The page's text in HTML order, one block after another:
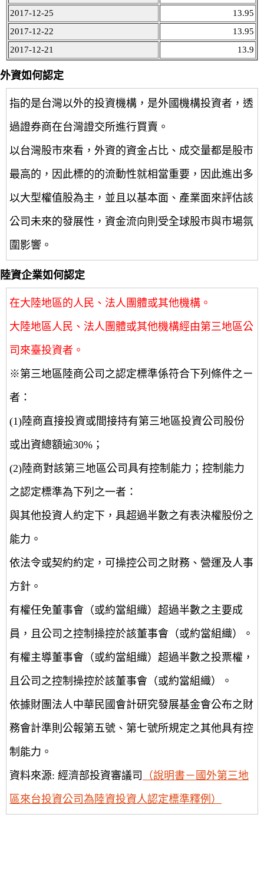
2017-12-25
13.95
2017-12-22
13.95
2017-12-21
13.9
外資如何認定
指的是台灣以外的投資機構，是外國機構投資者，透
過證券商在台灣證交所進行買賣。
以台灣股市來看，外資的資金占比、成交量都是股市
最高的，因此標的的流動性就相當重要，因此進出多
以大型權值股為主，並且以基本面、產業面來評估該
公司未來的發展性，資金流向則受全球股市與市場氛
圍影響。
陸資企業如何認定
在大陸地區的人民、法人團體或其他機構。
大陸地區人民、法人團體或其他機構經由第三地區公
司來臺投資者。
※第三地區陸商公司之認定標準係符合下列條件之ㄧ
者：
(1)陸商直接投資或間接持有第三地區投資公司股份
或出資總額逾30%；
(2)陸商對該第三地區公司具有控制能力；控制能力
之認定標準為下列之一者：
與其他投資人約定下，具超過半數之有表決權股份之
能力。
依法令或契約約定，可操控公司之財務、營運及人事
方針。
有權任免董事會（或約當組織）超過半數之主要成
員，且公司之控制操控於該董事會（或約當組織）。
有權主導董事會（或約當組織）超過半數之投票權，
且公司之控制操控於該董事會（或約當組織）。
依據財團法人中華民國會計研究發展基金會公布之財
務會計準則公報第五號、第七號所規定之其他具有控
制能力。
資料來源: 經濟部投資審議司
（說明書－國外第三地
區來台投資公司為陸資投資人認定標準釋例）